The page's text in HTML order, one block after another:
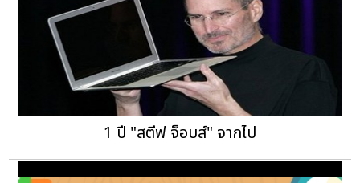
1 ปี "สตีฟ จ็อบส์" จากไป